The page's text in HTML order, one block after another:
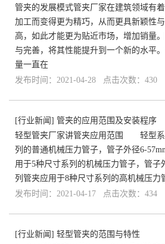
管夹的发展模式管夹厂家在建筑领域有
加工而变得更为精巧，从而更具新颖性
高，如此才能更为贴近市场，增加销量
与完善，将其性能提升到一个新的水平
量一直在
发布时间：2021-04-28 点击次数：430
[行业新闻 ] 管夹的应用范围及安装程序
轻型管夹厂家讲管夹应用范围 轻型系
列的普通机械压力管子，管子外径6-
用于5种尺寸系列的机械压力管子，管
列管夹应用于8种尺寸系列的高机械压力
发布时间：2021-04-17 点击次数：434
[行业新闻 ] 轻型管夹的范围与特性